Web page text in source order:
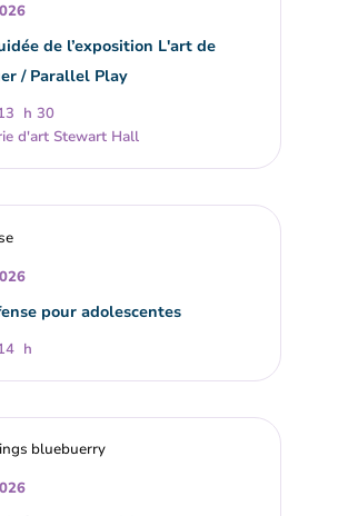
de l’exposition L'art de
/ Parallel Play
h 30
d'art Stewart Hall
pour adolescentes
h